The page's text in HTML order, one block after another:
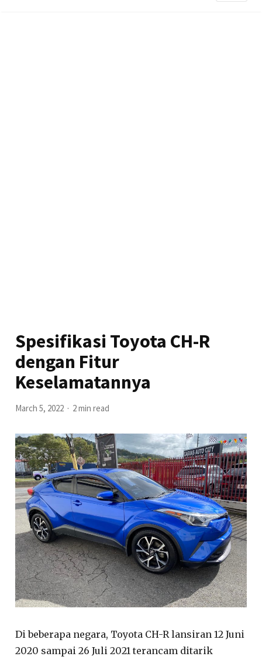
Spesifikasi Toyota CH-R
dengan Fitur
Keselamatannya
March 5, 2022 2 min read
Di beberapa negara, Toyota CH-R lansiran 12 Juni
2020 sampai 26 Juli 2021 terancam ditarik